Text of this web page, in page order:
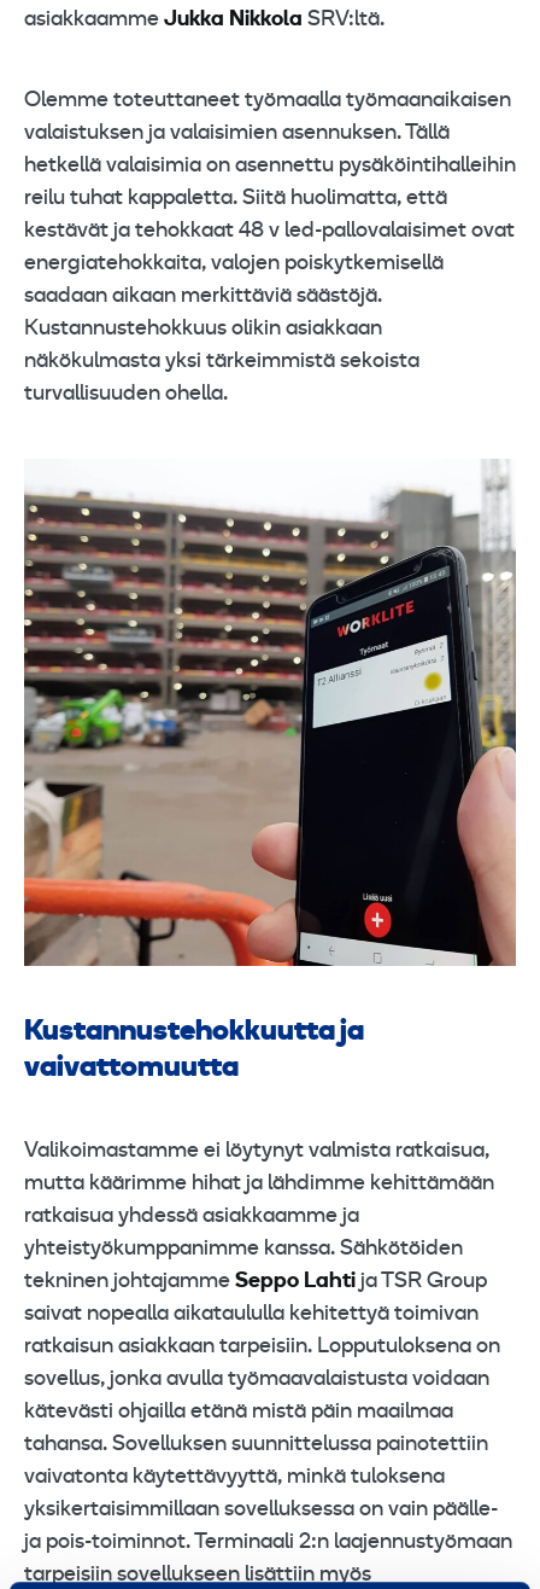
asiakkaamme Jukka Nikkola SRV:ltä.
Olemme toteuttaneet työmaalla työmaanaikaisen
valaistuksen ja valaisimien asennuksen. Tällä
hetkellä valaisimia on asennettu pysäköintihalleihin
reilu tuhat kappaletta. Siitä huolimatta, että
kestävät ja tehokkaat 48 v led-pallovalaisimet ovat
energiatehokkaita, valojen poiskytkemisellä
saadaan aikaan merkittäviä säästöjä.
Kustannustehokkuus olikin asiakkaan
näkökulmasta yksi tärkeimmistä sekoista
turvallisuuden ohella.
Kustannustehokkuutta ja
vaivattomuutta
Valikoimastamme ei löytynyt valmista ratkaisua,
mutta käärimme hihat ja lähdimme kehittämään
ratkaisua yhdessä asiakkaamme ja
yhteistyökumppanimme kanssa. Sähkötöiden
tekninen johtajamme Seppo Lahti ja TSR Group
saivat nopealla aikataululla kehitettyä toimivan
ratkaisun asiakkaan tarpeisiin. Lopputuloksena on
sovellus, jonka avulla työmaavalaistusta voidaan
kätevästi ohjailla etänä mistä päin maailmaa
tahansa. Sovelluksen suunnittelussa painotettiin
vaivatonta käytettävyyttä, minkä tuloksena
yksikertaisimmillaan sovelluksessa on vain päälle-
ja pois-toiminnot. Terminaali 2:n laajennustyömaan
tarpeisiin sovellukseen lisättiin myös